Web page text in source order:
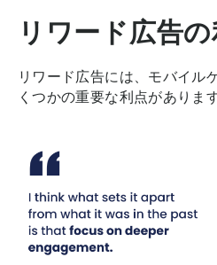
リワード広告
リワード広告には、モバイル
くつかの重要な利点がありま